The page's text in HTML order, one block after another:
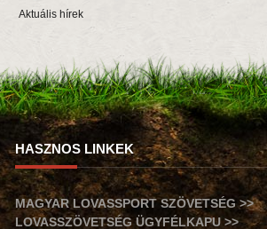
Aktuális hírek
HASZNOS LINKEK
MAGYAR LOVASSPORT SZÖVETSÉG >>
LOVASSZÖVETSÉG ÜGYFÉLKAPU >>